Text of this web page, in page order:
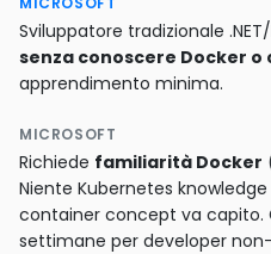
Sviluppatore tradizionale
senza conoscere Docker
apprendimento minima.
MICROSOFT
Richiede familiarità Docker
Niente Kubernetes
container concept va capito.
settimane per developer